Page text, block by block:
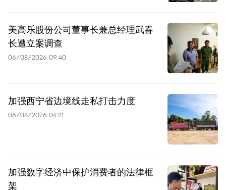
美高乐股份公司董事长兼总经理武春
长遭立案调查
06/08/2026 09:40
加强西宁省边境线走私打击力度
06/08/2026 04:21
加强数字经济中保护消费者的法律框
架